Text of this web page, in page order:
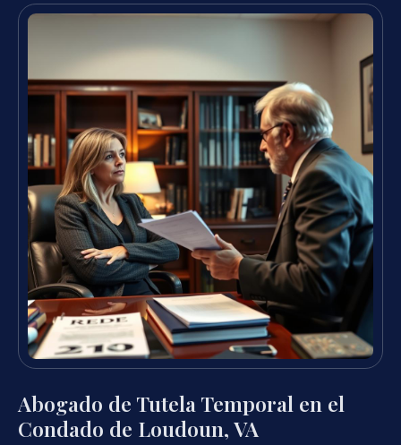
Abogado de Tutela Temporal en el
Condado de Loudoun, VA